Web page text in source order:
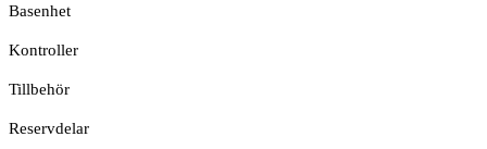
Basenhet
Kontroller
Tillbehör
Reservdelar